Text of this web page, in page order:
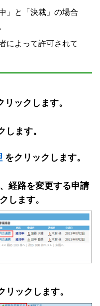
」と「決裁」の場合
によって許可されて
リックします。
します。
をクリックします。
経路を変更する申請
します。
リックします。